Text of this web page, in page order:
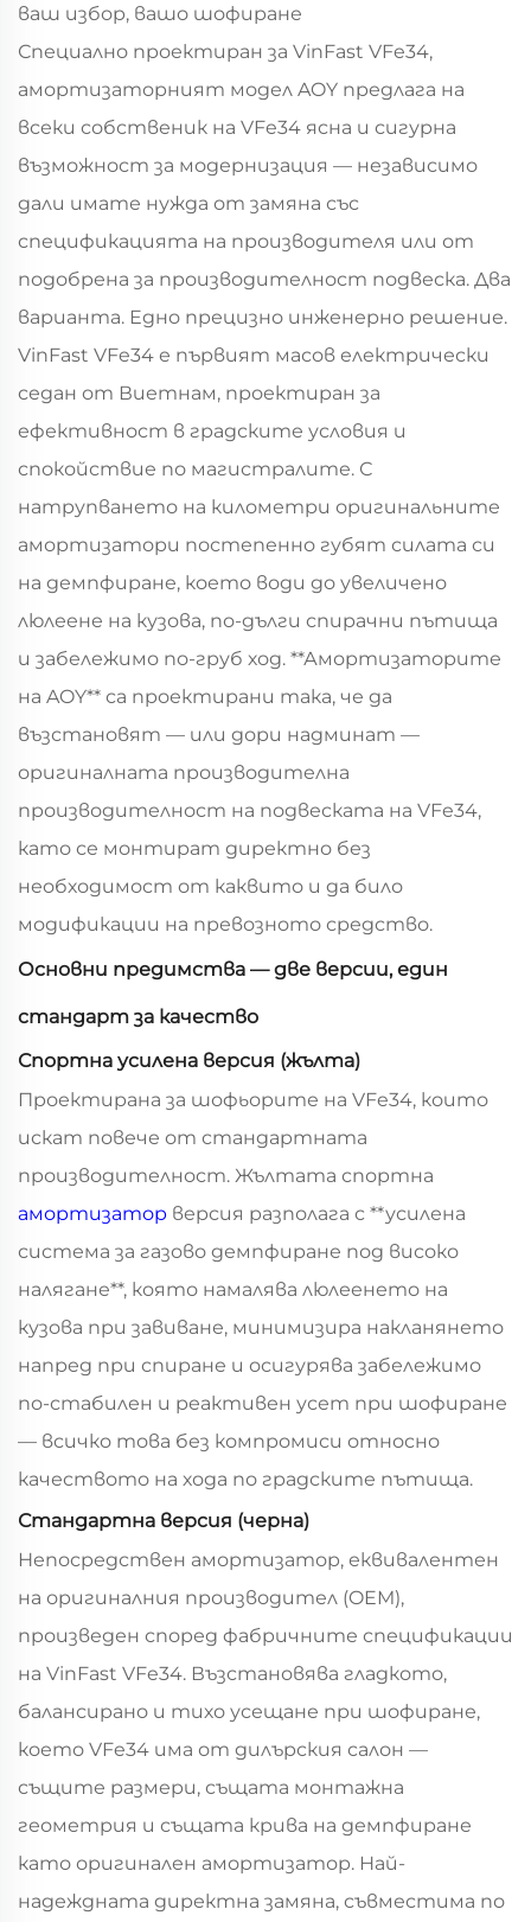
ваш избор, вашо шофиране
Специално проектиран за VinFast VFe34,
амортизаторният модел AOY предлага на
всеки собственик на VFe34 ясна и сигурна
възможност за модернизация — независимо
дали имате нужда от замяна със
спецификацията на производителя или от
подобрена за производителност подвеска. Два
варианта. Едно прецизно инженерно решение.
VinFast VFe34 е първият масов електрически
седан от Виетнам, проектиран за
ефективност в градските условия и
спокойствие по магистралите. С
натрупването на километри оригинальните
амортизатори постепенно губят силата си
на демпфиране, което води до увеличено
люлеене на кузовa, по-дълги спирачни пътища
и забележимо по-груб ход. **Амортизаторите
на AOY** са проектирани така, че да
възстановят — или дори надминат —
оригиналната производителна
производителност на подвеската на VFe34,
като се монтират директно без
необходимост от каквито и да било
модификации на превозното средство.
Основни предимства — две версии, един
стандарт за качество
Спортна усилена версия (жълта)
Проектирана за шофьорите на VFe34, които
искат повече от стандартната
производителност. Жълтата спортна
амортизатор версия разполага с **усилена
система за газово демпфиране под високо
налягане**, която намалява люлеенето на
кузова при завиване, минимизира накланянето
напред при спиране и осигурява забележимо
по-стабилен и реактивен усет при шофиране
— всичко това без компромиси относно
качеството на хода по градските пътища.
Стандартна версия (черна)
Непосредствен амортизатор, еквивалентен
на оригиналния производител (OEM),
произведен според фабричните спецификации
на VinFast VFe34. Възстановява гладкото,
балансирано и тихо усещане при шофиране,
което VFe34 има от дилърския салон —
същите размери, същата монтажна
геометрия и същата крива на демпфиране
като оригинален амортизатор. Най-
надеждната директна замяна, съвместима по